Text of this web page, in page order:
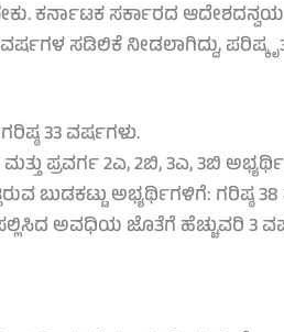
ಕರ್ನಾಟಕ ಸರ್ಕಾರದ
ಸಡಿಲಿಕೆ ನೀಡಲಾಗಿದ್ದು,
33 ವರ್ಷಗಳು.
ಪ್ರವರ್ಗ 2ಎ, 2ಬಿ, 3ಎ, 3ಬಿ
ಬುಡಕಟ್ಟು ಅಭ್ಯರ್ಥಿಗಳಿಗೆ: ಗರಿಷ್ಠ
ಅವಧಿಯ ಜೊತೆಗೆ ಹೆಚ್ಚುವರಿ 3